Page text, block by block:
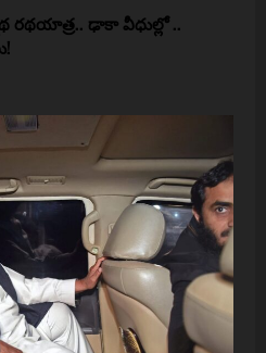
రథయాత్ర.. ఢాకా వీధుల్లో ..